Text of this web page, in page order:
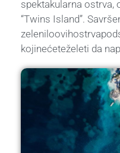
spektakularna ostrva,
“Twins Island”.
kojinećeteželeti da